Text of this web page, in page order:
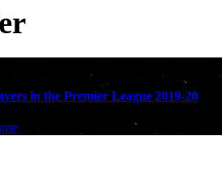
in the Premier League 2019-20